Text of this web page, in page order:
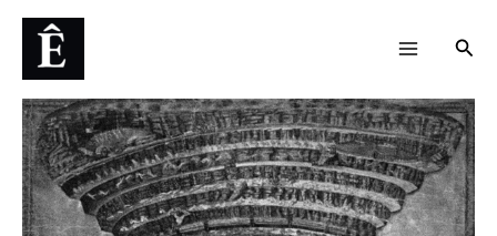
Aller
contenu
Navigation
articles